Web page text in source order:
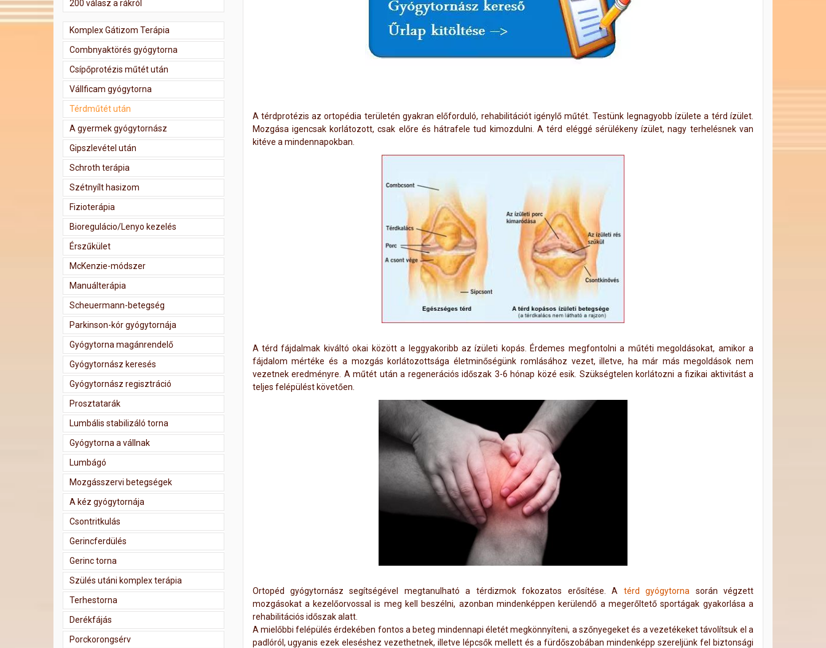
A térdprotézis az ortopédia területén gyakran előforduló, rehabilitációt igénylő műtét. Testünk legnagyobb ízülete a térd ízület.
Mozgása igencsak korlátozott, csak előre és hátrafele tud kimozdulni. A térd eléggé sérülékeny ízület, nagy terhelésnek van
kitéve a mindennapokban.
A térd fájdalmak kiváltó okai között a leggyakoribb az ízületi kopás. Érdemes megfontolni a műtéti megoldásokat, amikor a
fájdalom mértéke és a mozgás korlátozottsága életminőségünk romlásához vezet, illetve, ha már más megoldások nem
vezetnek eredményre. A műtét után a regenerációs időszak 3-6 hónap közé esik. Szükségtelen korlátozni a fizikai aktivitást a
teljes felépülést követően.
Ortopéd gyógytornász segítségével megtanulható a térdizmok fokozatos erősítése. A térd gyógytorna során végzett
mozgásokat a kezelőorvossal is meg kell beszélni, azonban mindenképpen kerülendő a megerőltető sportágak gyakorlása a
rehabilitációs időszak alatt.
A mielőbbi felépülés érdekében fontos a beteg mindennapi életét megkönnyíteni, a szőnyegeket és a vezetékeket távolítsuk el a
padlóról, ugyanis ezek eleséshez vezethetnek, illetve lépcsők mellett és a fürdőszobában mindenképp szereljünk fel biztonsági
200 válasz a rákról
Komplex Gátizom Terápia
Combnyaktörés gyógytorna
Csípőprotézis műtét után
Vállficam gyógytorna
Térdműtét után
A gyermek gyógytornász
Gipszlevétel után
Schroth terápia
Szétnyílt hasizom
Fizioterápia
Bioregulácio/Lenyo kezelés
Érszűkület
McKenzie-módszer
Manuálterápia
Scheuermann-betegség
Parkinson-kór gyógytornája
Gyógytorna magánrendelő
Gyógytornász keresés
Gyógytornász regisztráció
Prosztatarák
Lumbális stabilizáló torna
Gyógytorna a vállnak
Lumbágó
Mozgásszervi betegségek
A kéz gyógytornája
Csontritkulás
Gerincferdülés
Gerinc torna
Szülés utáni komplex terápia
Terhestorna
Derékfájás
Porckorongsérv